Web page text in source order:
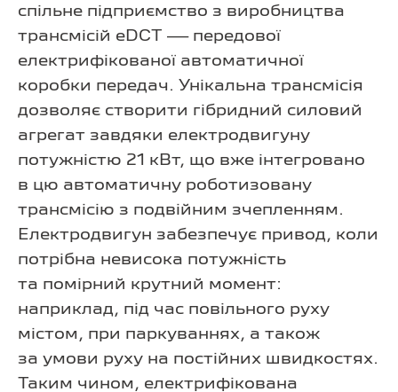
спільне підприємство з виробництва
трансмісій eDCT — передової
електрифікованої автоматичної
коробки передач. Унікальна трансмісія
дозволяє створити гібридний силовий
агрегат завдяки електродвигуну
потужністю 21 кВт, що вже інтегровано
в цю автоматичну роботизовану
трансмісію з подвійним зчепленням.
Електродвигун забезпечує привод, коли
потрібна невисока потужність
та помірний крутний момент:
наприклад, під час повільного руху
містом, при паркуваннях, а також
за умови руху на постійних швидкостях.
Таким чином, електрифікована